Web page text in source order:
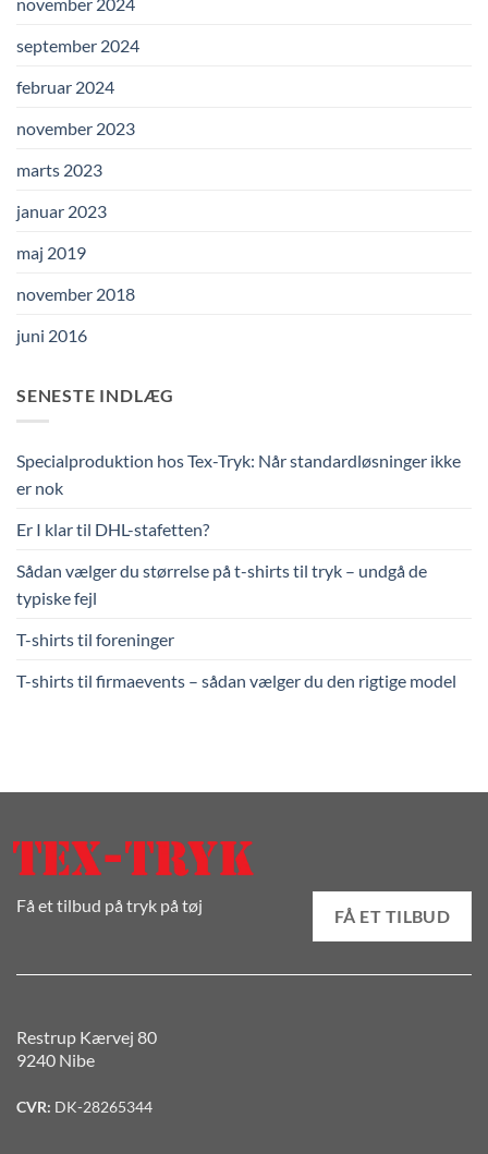
september 2024
februar 2024
november 2023
marts 2023
januar 2023
maj 2019
november 2018
juni 2016
SENESTE INDLÆG
Specialproduktion hos Tex-Tryk: Når standardløsninger ikke
er nok
Er I klar til DHL-stafetten?
Sådan vælger du størrelse på t-shirts til tryk – undgå de
typiske fejl
T-shirts til foreninger
T-shirts til firmaevents – sådan vælger du den rigtige model
Få et tilbud på tryk på tøj
FÅ ET TILBUD
Restrup Kærvej 80
9240 Nibe
CVR: DK-28265344